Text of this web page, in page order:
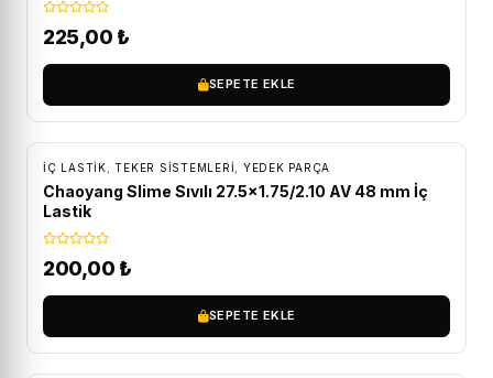
225,00 ₺
SEPETE EKLE
İÇ LASTIK ,TEKER SISTEMLERI YEDEK PARÇA
Chaoyang Slime Sıvılı 27.5×1.75/2.10 AV 48 mm İç
Lastik
200,00 ₺
SEPETE EKLE